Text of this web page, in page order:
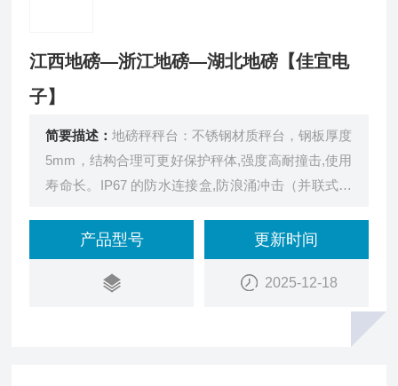
江西地磅—浙江地磅—湖北地磅【佳宜电
子】
简要描述：地磅秤秤台：不锈钢材质秤台，钢板厚度
5mm，结构合理可更好保护秤体,强度高耐撞击,使用
寿命长。IP67 的防水连接盒,防浪涌冲击（并联式）
用。地磅秤出厂配置为SQC传感器。
产品型号 更新时间
2025-12-18